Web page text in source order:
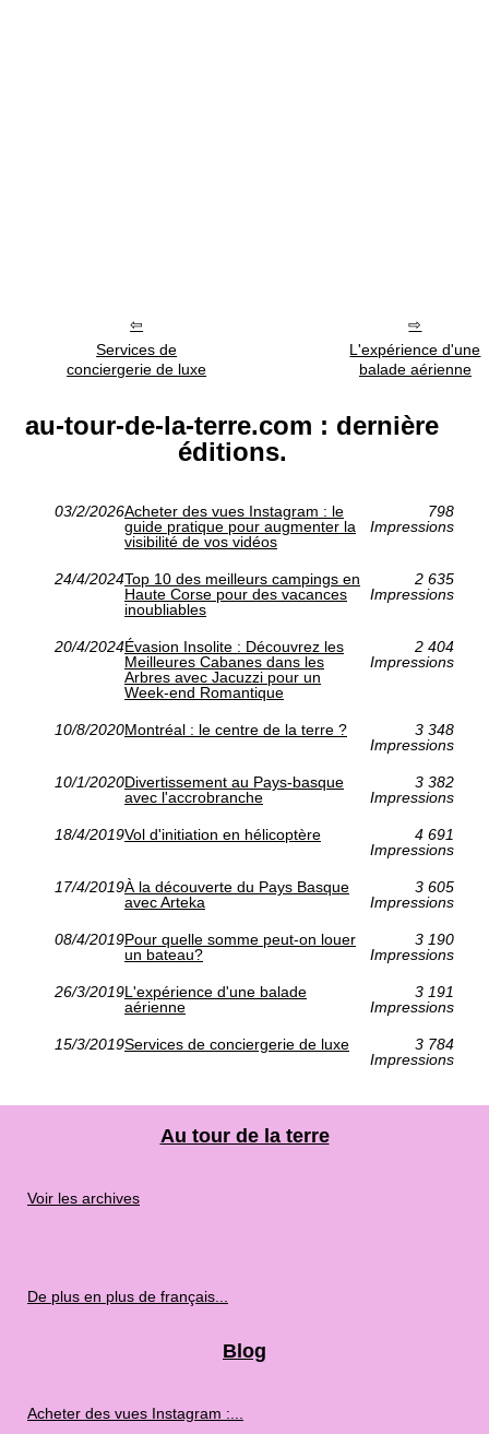
Services de
conciergerie de luxe
L'expérience d'une
balade aérienne
au-tour-de-la-terre.com : dernière
éditions.
03/2/2026Acheter des vues Instagram : le
guide pratique pour augmenter la
visibilité de vos vidéos
798
Impressions
24/4/2024Top 10 des meilleurs campings en
Haute Corse pour des vacances
inoubliables
2 635
Impressions
20/4/2024Évasion Insolite : Découvrez les
Meilleures Cabanes dans les
Arbres avec Jacuzzi pour un
Week-end Romantique
2 404
Impressions
10/8/2020Montréal : le centre de la terre ?
3 348
Impressions
10/1/2020Divertissement au Pays-basque
avec l'accrobranche
3 382
Impressions
18/4/2019Vol d'initiation en hélicoptère
4 691
Impressions
17/4/2019À la découverte du Pays Basque
avec Arteka
3 605
Impressions
08/4/2019Pour quelle somme peut-on louer
un bateau?
3 190
Impressions
26/3/2019L'expérience d'une balade
aérienne
3 191
Impressions
15/3/2019Services de conciergerie de luxe
3 784
Impressions
Au tour de la terre
Voir les archives
De plus en plus de français...
Blog
Acheter des vues Instagram :...